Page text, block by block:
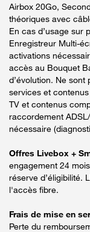
Airbox 20Go,
théoriques avec
En cas d’usage sur
Enregistreur Multi-
activations
accès au Bouquet
d’évolution. Ne
services et
TV et contenus
raccordement
nécessaire
Offres Livebox +
engagement 24
réserve d’éligibilité.
l'accès fibre.
Frais de mise en
Perte du